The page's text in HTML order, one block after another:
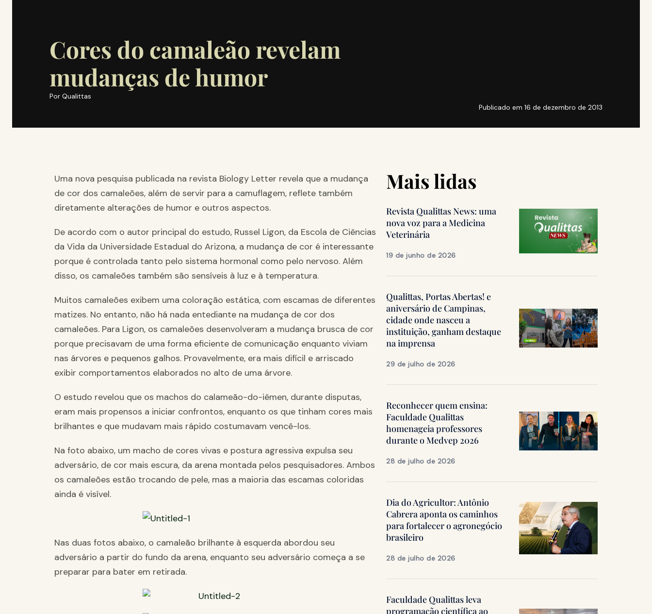
Cores do camaleão revelam
mudanças de humor
Por Qualittas
Publicado em 16 de dezembro de 2013
Uma nova pesquisa publicada na revista Biology Letter revela que a mudança
de cor dos camaleões, além de servir para a camuflagem, reflete também
diretamente alterações de humor e outros aspectos.
De acordo com o autor principal do estudo, Russel Ligon, da Escola de Ciências
da Vida da Universidade Estadual do Arizona, a mudança de cor é interessante
porque é controlada tanto pelo sistema hormonal como pelo nervoso. Além
disso, os camaleões também são sensíveis à luz e à temperatura.
Muitos camaleões exibem uma coloração estática, com escamas de diferentes
matizes. No entanto, não há nada entediante na mudança de cor dos
camaleões. Para Ligon, os camaleões desenvolveram a mudança brusca de cor
porque precisavam de uma forma eficiente de comunicação enquanto viviam
nas árvores e pequenos galhos. Provavelmente, era mais difícil e arriscado
exibir comportamentos elaborados no alto de uma árvore.
O estudo revelou que os machos do calameão-do-iêmen, durante disputas,
eram mais propensos a iniciar confrontos, enquanto os que tinham cores mais
brilhantes e que mudavam mais rápido costumavam vencê-los.
Na foto abaixo, um macho de cores vivas e postura agressiva expulsa seu
adversário, de cor mais escura, da arena montada pelos pesquisadores. Ambos
os camaleões estão trocando de pele, mas a maioria das escamas coloridas
ainda é visível.
Nas duas fotos abaixo, o camaleão brilhante à esquerda abordou seu
adversário a partir do fundo da arena, enquanto seu adversário começa a se
preparar para bater em retirada.
Mais lidas
Revista Qualittas News: uma
nova voz para a Medicina
Veterinária
19 de junho de 2026
Qualittas, Portas Abertas! e
aniversário de Campinas,
cidade onde nasceu a
instituição, ganham destaque
na imprensa
29 de julho de 2026
Reconhecer quem ensina:
Faculdade Qualittas
homenageia professores
durante o Medvep 2026
28 de julho de 2026
Dia do Agricultor: Antônio
Cabrera aponta os caminhos
para fortalecer o agronegócio
brasileiro
28 de julho de 2026
Faculdade Qualittas leva
programação científica ao